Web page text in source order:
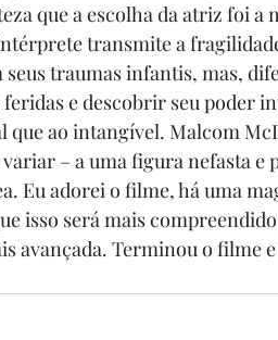
que a escolha da atriz foi a
transmite a
traumas infantis, mas,
e descobrir seu poder
que ao intangível. Malcom
– a uma figura nefasta e
Eu adorei o filme, há uma
isso será mais
avançada. Terminou o filme